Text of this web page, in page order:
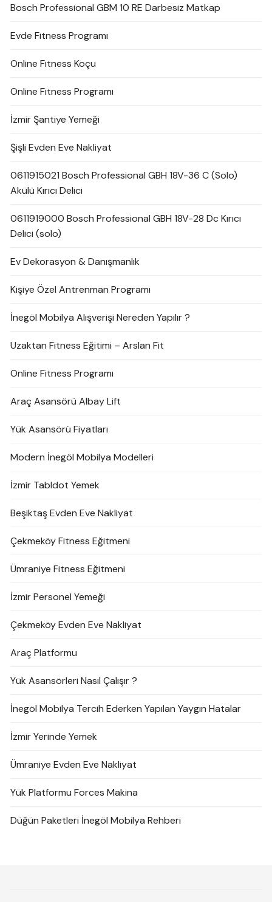
Bosch Professional GBM 10 RE Darbesiz Matkap
Evde Fitness Programı
Online Fitness Koçu
Online Fitness Programı
İzmir Şantiye Yemeği
Şişli Evden Eve Nakliyat
0611915021 Bosch Professional GBH 18V-36 C (Solo)
Akülü Kırıcı Delici
0611919000 Bosch Professional GBH 18V-28 Dc Kırıcı
Delici (solo)
Ev Dekorasyon & Danışmanlık
Kişiye Özel Antrenman Programı
İnegöl Mobilya Alışverişi Nereden Yapılır ?
Uzaktan Fitness Eğitimi – Arslan Fit
Online Fitness Programı
Araç Asansörü Albay Lift
Yük Asansörü Fiyatları
Modern İnegöl Mobilya Modelleri
İzmir Tabldot Yemek
Beşiktaş Evden Eve Nakliyat
Çekmeköy Fitness Eğitmeni
Ümraniye Fitness Eğitmeni
İzmir Personel Yemeği
Çekmeköy Evden Eve Nakliyat
Araç Platformu
Yük Asansörleri Nasıl Çalışır ?
İnegöl Mobilya Tercih Ederken Yapılan Yaygın Hatalar
İzmir Yerinde Yemek
Ümraniye Evden Eve Nakliyat
Yük Platformu Forces Makina
Düğün Paketleri İnegöl Mobilya Rehberi